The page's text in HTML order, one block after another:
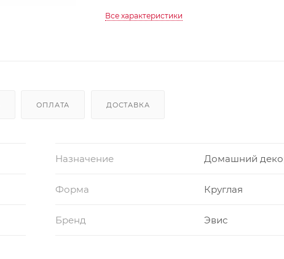
Все характеристики
ОПЛАТА ДОСТАВКА
Назначение Домашний
Форма Круглая
Бренд Эвис